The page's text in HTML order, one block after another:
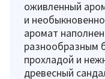
оживленный
и
аромат
разнообразным
прохладой и
древесный